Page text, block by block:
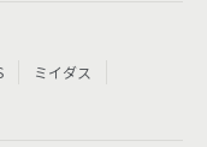
ミイダス